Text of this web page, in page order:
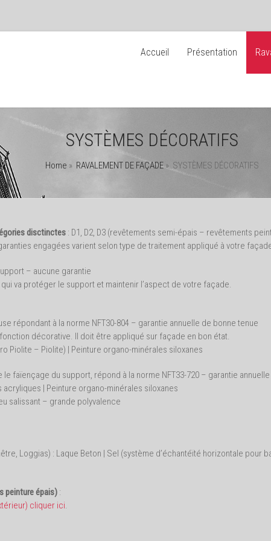
Accueil Présentation
SYSTÈMES DÉCORATIFS
Home » RAVALEMENT DE FAÇADE » SYSTÈMES DÉCORATIFS
disctinctes : D1, D2, D3 (revêtements semi-épais – revêtements
engagées varient selon type de traitement appliqué à votre
– aucune garantie
va protéger le support et maintenir l’aspect de votre façade.
répondant à la norme NFT30-804 – garantie annuelle de bonne tenue
décorative. Il doit être appliqué sur façade en bon état.
Piolite – Piolite) | Peinture organo-minérales siloxanes
faïençage du support, répond à la norme NFT33-720 – garantie
| Peinture organo-minérales siloxanes
salissant – grande polyvalence
Loggias) : Laque Beton | Sel (système d’échantéïté horizontale pour
peinture épais) :
cliquer ici.